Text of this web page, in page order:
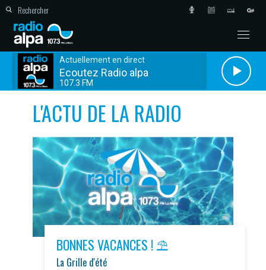
Actuellement en direct
Ecoutez Radio alpa
107.3 FM
L'ACTU DE LA RADIO
BONNES VACANCES ! ⛱️
La Grille d'été